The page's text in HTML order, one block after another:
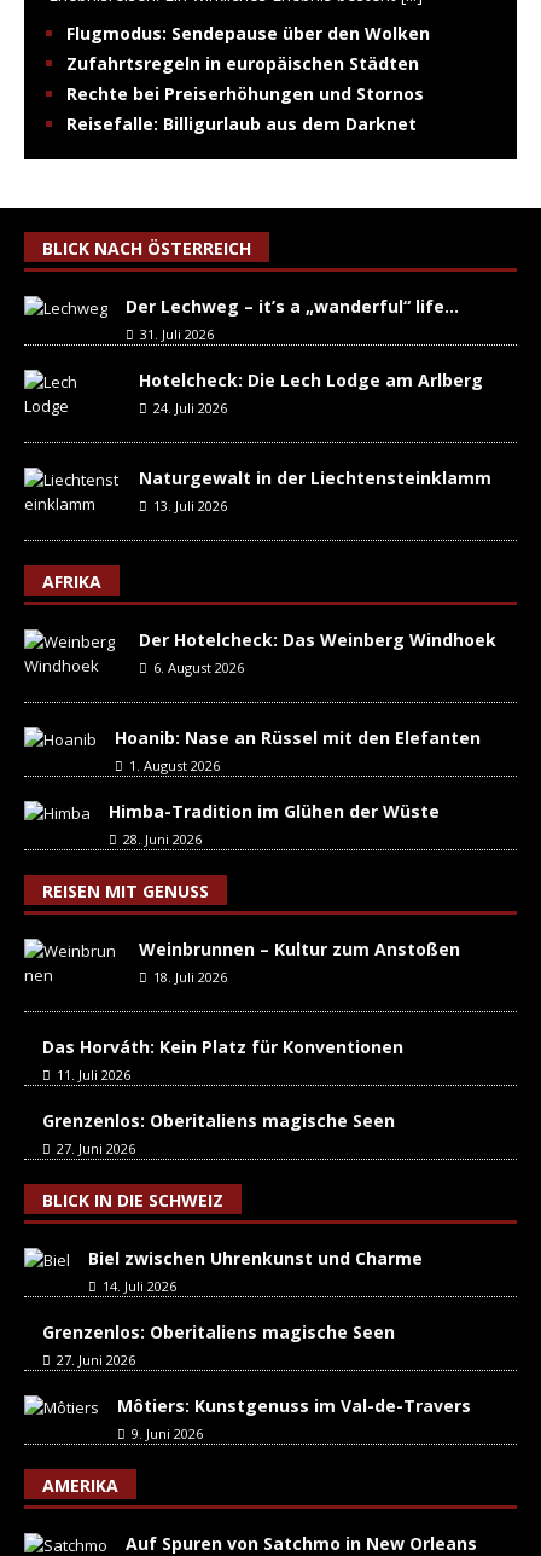
Flugmodus: Sendepause über den Wolken
Zufahrtsregeln in europäischen Städten
Rechte bei Preiserhöhungen und Stornos
Reisefalle: Billigurlaub aus dem Darknet
BLICK NACH ÖSTERREICH
Der Lechweg – it’s a „wanderful“ life…
31. Juli 2026
Hotelcheck: Die Lech Lodge am Arlberg
24. Juli 2026
Naturgewalt in der Liechtensteinklamm
13. Juli 2026
AFRIKA
Der Hotelcheck: Das Weinberg Windhoek
6. August 2026
Hoanib: Nase an Rüssel mit den Elefanten
1. August 2026
Himba-Tradition im Glühen der Wüste
28. Juni 2026
REISEN MIT GENUSS
Weinbrunnen – Kultur zum Anstoßen
18. Juli 2026
Das Horváth: Kein Platz für Konventionen
11. Juli 2026
Grenzenlos: Oberitaliens magische Seen
27. Juni 2026
BLICK IN DIE SCHWEIZ
Biel zwischen Uhrenkunst und Charme
14. Juli 2026
Grenzenlos: Oberitaliens magische Seen
27. Juni 2026
Môtiers: Kunstgenuss im Val-de-Travers
9. Juni 2026
AMERIKA
Auf Spuren von Satchmo in New Orleans